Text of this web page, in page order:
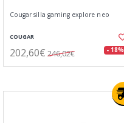
Cougar silla gaming explore neo
COUGAR
202,60€ 246,02€ - 18%